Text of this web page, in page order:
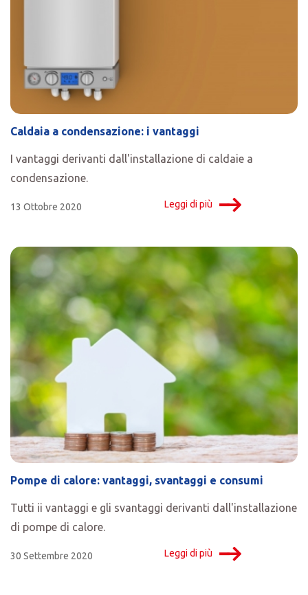
Caldaia a condensazione: i vantaggi
I vantaggi derivanti dall'installazione di caldaie a
condensazione.
13 Ottobre 2020 Leggi di più
Pompe di calore: vantaggi, svantaggi e consumi
Tutti ii vantaggi e gli svantaggi derivanti dall'installazione
di pompe di calore.
30 Settembre 2020 Leggi di più